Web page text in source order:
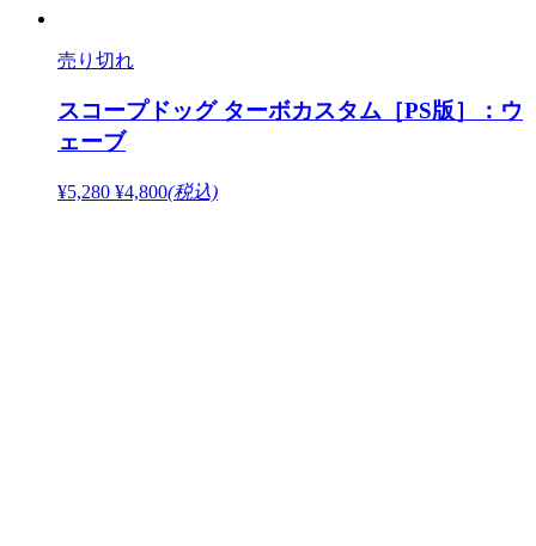
売り切れ
スコープドッグ ターボカスタム［PS版］：ウ
ェーブ
¥5,280 ¥4,800(税込)